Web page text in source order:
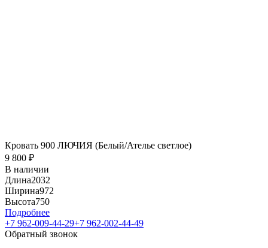
Кровать 900 ЛЮЧИЯ (Белый/Ателье светлое)
9 800 ₽
В наличии
Длина2032
Ширина972
Высота750
Подробнее
+7 962-009-44-29+7 962-002-44-49
Обратный звонок